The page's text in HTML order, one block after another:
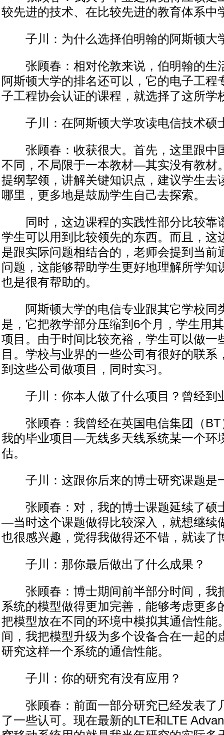
较先进的技术、在比较先进的教育体系中
子川：为什么选择伯明翰的阿斯顿大
张顾春：相对伦敦来说，伯明翰的生
阿斯顿大学的排名还可以，它的电子工程
子工程协会认证的课程，就选择了这所学
子川：在阿斯顿大学攻读电信技术硕
张顾春：收获很大。首先，这里跟中
不同，不局限于一本教材—其实没有教材
提纲挈领，讲解关键知识点，建议学生去
哪里，更多地是鼓励学生自己去探索。
同时，这边课程的实践性部分比较靠
学生可以用到比较领先的东西。而且，这
是跟实际问题相结合的，老师会提到当前
问题，这能够帮助学生更好地理解所学知
也是很有帮助的。
阿斯顿大学的电信专业跟其它学校同
是，它把教学部分压缩到6个月，学生用
项目。由于时间比较充裕，学生可以做一
目。学校与业界的一些公司有很好的联系
到这些公司做项目，同时实习。
子川：你本人做了什么项目？曾经到
张顾春：我曾经在英国电信集团（BT
我的毕业项目—无线多天线系统某一个环
估。
子川：这跟你后来的博士研究课题是
张顾春：对，我的博士课题延续了硕
—当时这个课题做得比较深入，就想继续
也很感兴趣，觉得我做得还不错，就读了
子川：那你最后做出了什么成果？
张顾春：博士期间前半部分时间，我
系统的模型做得更加完善，能够考虑更多
把模型放在不同的环境中模拟其通信性能
间，我把模型升级为多个设备合在一起的
研究这样一个系统的通信性能。
子川：你的研究有没有应用？
张顾春：前面一部分研究已经发表了
了一些认可。现在最新的LTE和LTE